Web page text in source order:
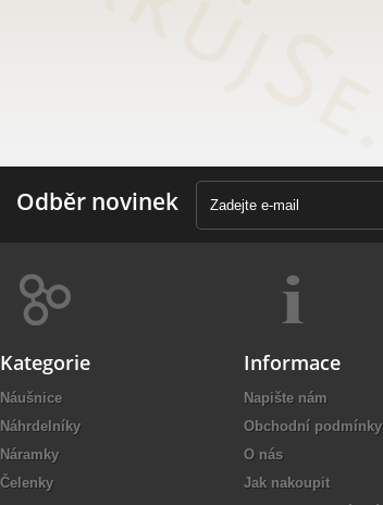
Odběr novinek
Kategorie
Náušnice
Náhrdelníky
Náramky
Čelenky
Informace
Napište nám
Obchodní podmínky
O nás
Jak nakoupit